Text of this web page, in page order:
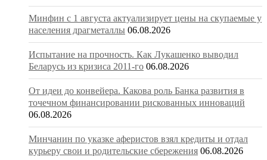
Минфин с 1 августа актуализирует цены на скупаемые у
населения драгметаллы 06.08.2026
Испытание на прочность. Как Лукашенко выводил
Беларусь из кризиса 2011-го 06.08.2026
От идеи до конвейера. Какова роль Банка развития в
точечном финансировании рискованных инноваций
06.08.2026
Минчанин по указке аферистов взял кредиты и отдал
курьеру свои и родительские сбережения 06.08.2026